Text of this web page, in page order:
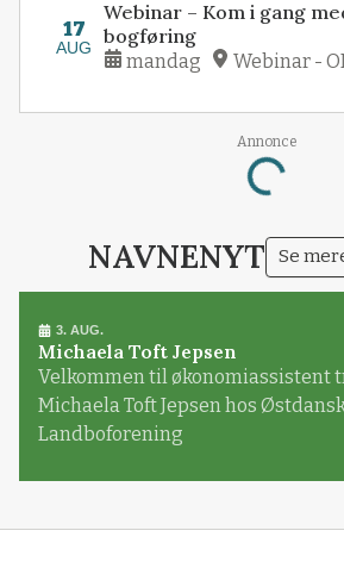
17
AUG
Webinar – Kom i gang
bogføring
mandag Webinar -
Annonce
Loading...
NAVNENYT Se
3. AUG.
Michaela Toft Jepsen
Velkommen til økonomiassistent
Michaela Toft Jepsen hos
Landboforening